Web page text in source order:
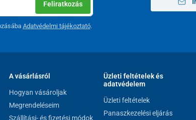
A 45/2014. (II. 26.) Korm. rendelet 29. § (1) e) pontja
Feliratkozás
Adatvédelmi tájékoztató.
A vásárlásról
Hogyan vásároljak
Megrendeléseim
Szállítási- és fizetési módok
Üzleti feltételek és
adatvédelem
Üzleti feltételek
Panaszkezelési eljárás